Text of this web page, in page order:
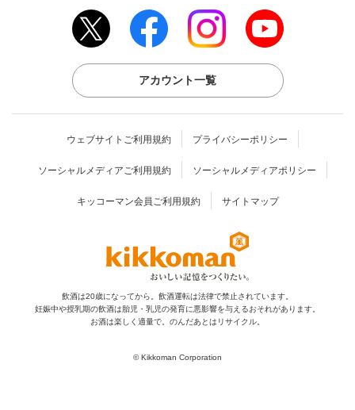
アカウント一覧
ウェブサイトご利用規約 プライバシーポリシー
ソーシャルメディアご利用規約 ソーシャルメディアポリシー
キッコーマン会員ご利用規約 サイトマップ
飲酒は20歳になってから。飲酒運転は法律で禁止されています。
妊娠中や授乳期の飲酒は胎児・乳児の発育に悪影響を与えるおそれがあります。
お酒は楽しく適量で。のんだあとはリサイクル。
© Kikkoman Corporation